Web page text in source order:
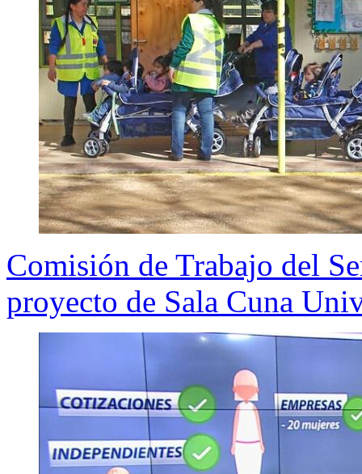
Comisión de Trabajo del
proyecto de Sala Cuna